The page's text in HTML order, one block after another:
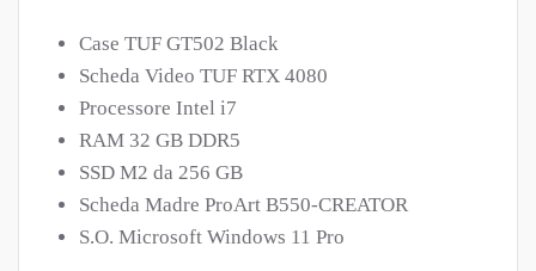
Case TUF GT502 Black
Scheda Video TUF RTX 4080
Processore Intel i7
RAM 32 GB DDR5
SSD M2 da 256 GB
Scheda Madre ProArt B550-CREATOR
S.O. Microsoft Windows 11 Pro